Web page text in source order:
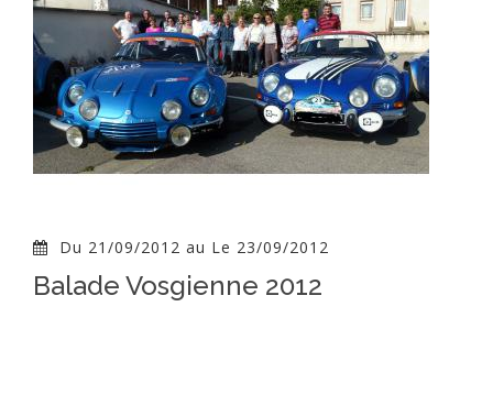
Du 21/09/2012 au Le 23/09/2012
Balade Vosgienne 2012